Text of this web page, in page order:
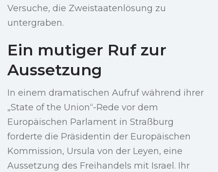
Versuche, die Zweistaatenlösung zu
untergraben.
Ein mutiger Ruf zur
Aussetzung
In einem dramatischen Aufruf während ihrer
„State of the Union“-Rede vor dem
Europäischen Parlament in Straßburg
forderte die Präsidentin der Europäischen
Kommission, Ursula von der Leyen, eine
Aussetzung des Freihandels mit Israel. Ihr